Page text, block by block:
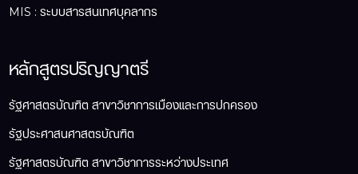
MIS : ระบบสารสนเทศบุคลากร
หลักสูตรปริญญาตรี
รัฐศาสตรบัณฑิต สาขาวิชาการเมืองและการปกครอง
รัฐประศาสนศาสตรบัณฑิต
รัฐศาสตรบัณฑิต สาขาวิชาการระหว่างประเทศ